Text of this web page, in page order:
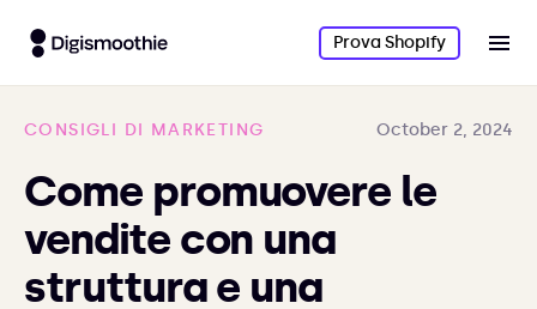
Prova Shopify
CONSIGLI DI MARKETING October 2, 2024
Come promuovere le
vendite con una
struttura e una